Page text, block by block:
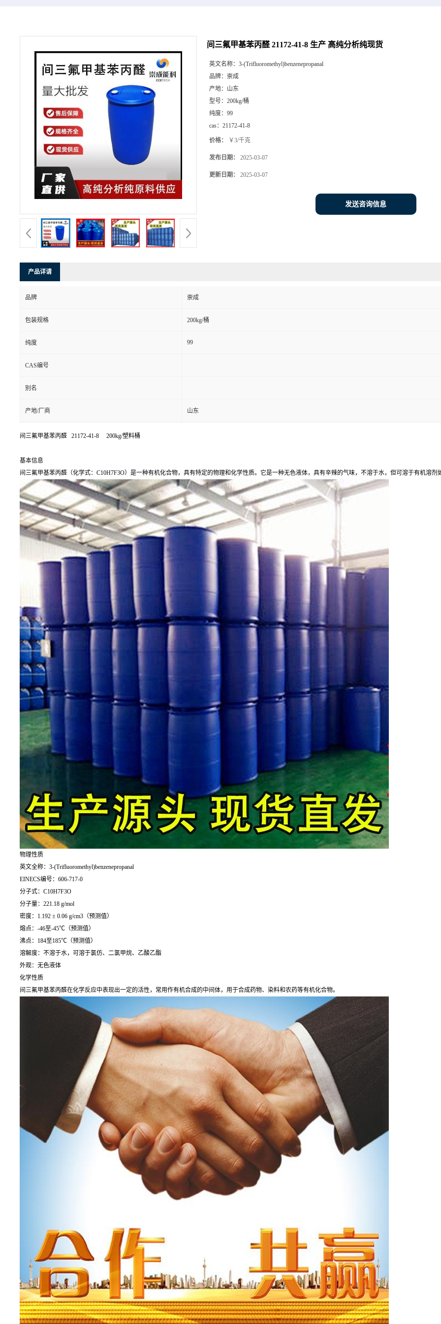
间三氟甲基苯丙醛 21172-41-8 生产 高纯分析纯现货
英文名称： 3-(Trifluoromethyl)benzenepropanal
品牌： 崇成
产地： 山东
型号： 200kg/桶
纯度： 99
cas： 21172-41-8
价格： ￥3/千克
发布日期： 2025-03-07
更新日期： 2025-03-07
发送咨询信息
产品详请
品牌 崇成
包装规格 200kg/桶
纯度 99
CAS编号
别名
产地/厂商 山东
间三氟甲基苯丙醛 21172-41-8 200kg/塑料桶
基本信息
间三氟甲基苯丙醛（化学式：C10H7F3O）是一种有机化合物，具有特定的物理和化学性质。它是一种无色液体，具有辛辣的气味，不溶于水，但可溶于有机溶剂
物理性质
英文全称：3-(Trifluoromethyl)benzenepropanal
EINECS编号：606-717-0
分子式：C10H7F3O
分子量：221.18 g/mol
密度：1.192 ± 0.06 g/cm3（预测值）
熔点：-46至-45℃（预测值）
沸点：184至185℃（预测值）
溶解度：不溶于水，可溶于氯仿、二氯甲烷、乙酸乙酯
外观：无色液体
化学性质
间三氟甲基苯丙醛在化学反应中表现出一定的活性，常用作有机合成的中间体，用于合成药物、染料和农药等有机化合物。